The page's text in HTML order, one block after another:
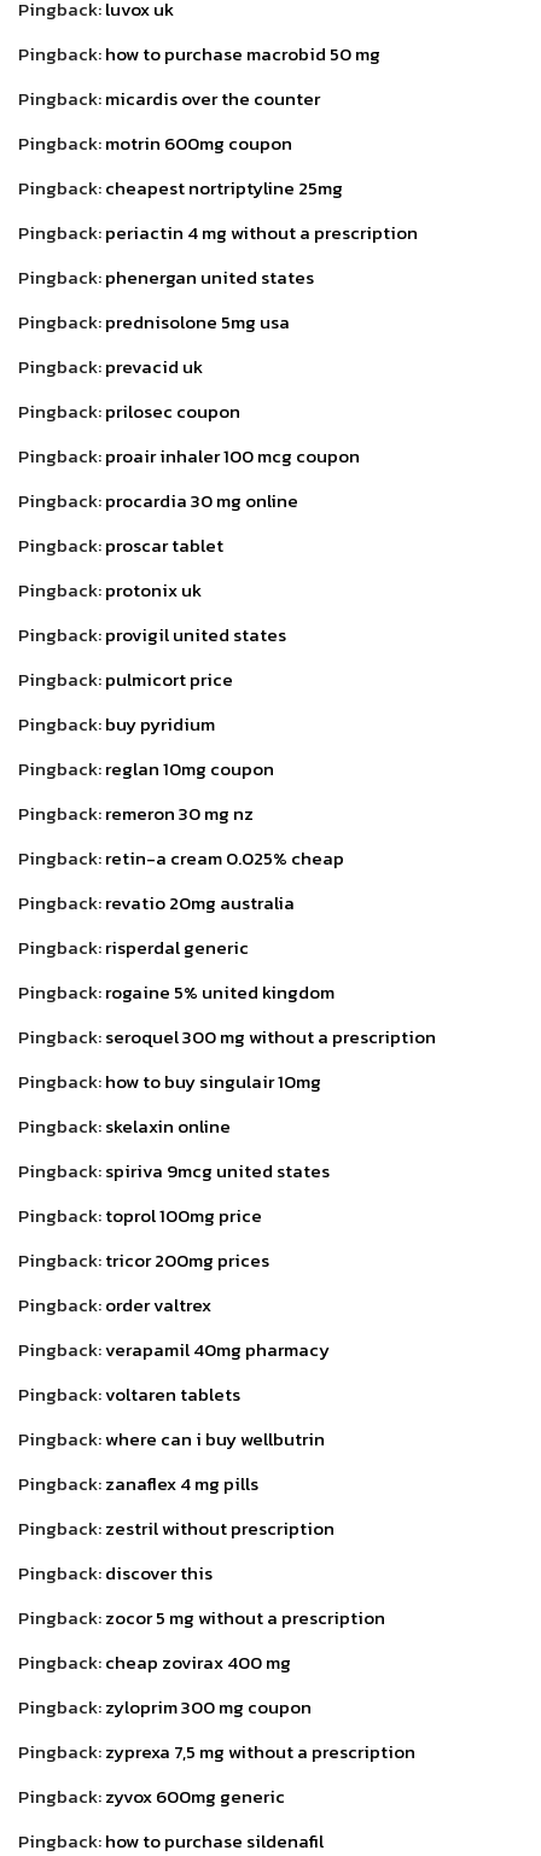
Pingback:luvox uk
Pingback:how to purchase macrobid 50 mg
Pingback:micardis over the counter
Pingback:motrin 600mg coupon
Pingback:cheapest nortriptyline 25mg
Pingback:periactin 4 mg without a prescription
Pingback:phenergan united states
Pingback:prednisolone 5mg usa
Pingback:prevacid uk
Pingback:prilosec coupon
Pingback:proair inhaler 100 mcg coupon
Pingback:procardia 30 mg online
Pingback:proscar tablet
Pingback:protonix uk
Pingback:provigil united states
Pingback:pulmicort price
Pingback:buy pyridium
Pingback:reglan 10mg coupon
Pingback:remeron 30 mg nz
Pingback:retin-a cream 0.025% cheap
Pingback:revatio 20mg australia
Pingback:risperdal generic
Pingback:rogaine 5% united kingdom
Pingback:seroquel 300 mg without a prescription
Pingback:how to buy singulair 10mg
Pingback:skelaxin online
Pingback:spiriva 9mcg united states
Pingback:toprol 100mg price
Pingback:tricor 200mg prices
Pingback:order valtrex
Pingback:verapamil 40mg pharmacy
Pingback:voltaren tablets
Pingback:where can i buy wellbutrin
Pingback:zanaflex 4 mg pills
Pingback:zestril without prescription
Pingback:discover this
Pingback:zocor 5 mg without a prescription
Pingback:cheap zovirax 400 mg
Pingback:zyloprim 300 mg coupon
Pingback:zyprexa 7,5 mg without a prescription
Pingback:zyvox 600mg generic
Pingback:how to purchase sildenafil